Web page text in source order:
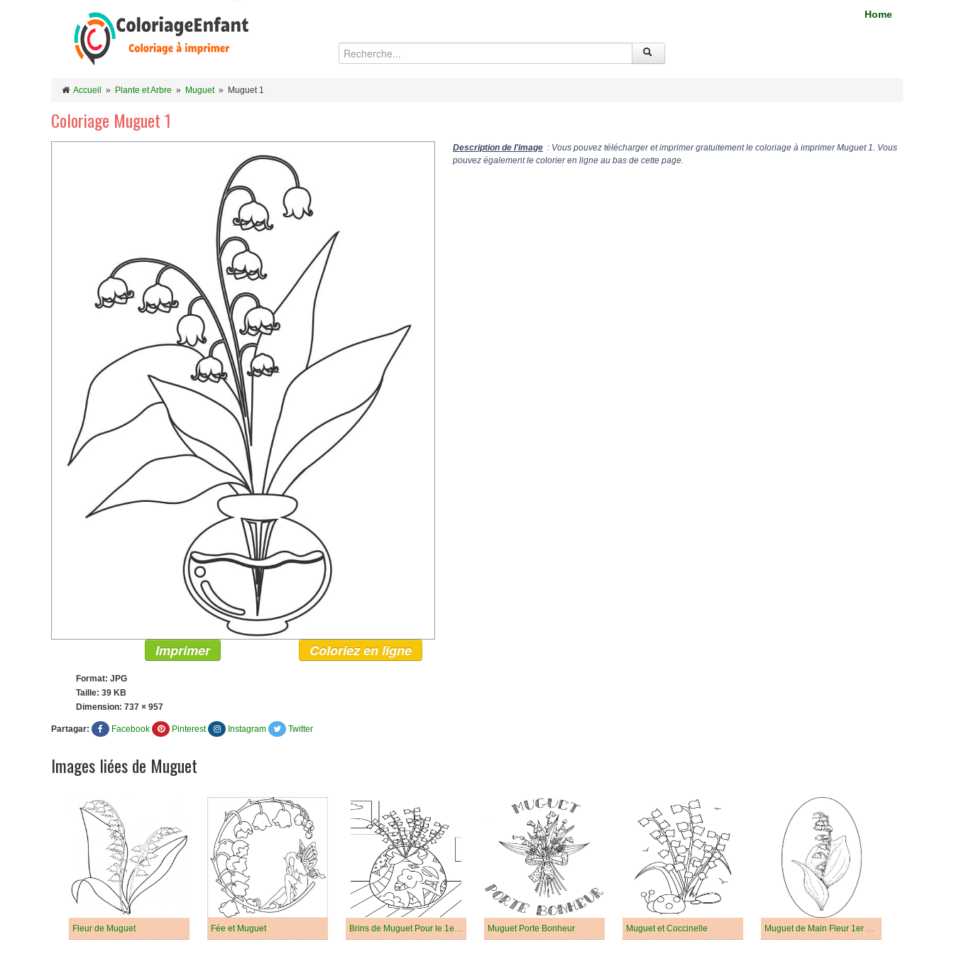
Home
Accueil » Plante et Arbre » Muguet» Muguet 1
Coloriage Muguet 1
Description de l'image : Vous pouvez télécharger et imprimer gratuitement le coloriage à imprimer Muguet 1. Vous
pouvez également le colorier en ligne au bas de cette page.
Imprimer Coloriez en ligne
Format: JPG
Taille: 39 KB
Dimension: 737 × 957
Partagar: Facebook Pinterest Instagram Twitter
Images liées de Muguet
Fleur de Muguet Fée et Muguet Brins de Muguet Pour le 1er Mai Dans un Vase Muguet Porte Bonheur Muguet et Coccinelle Muguet de Main Fleur 1er Mai